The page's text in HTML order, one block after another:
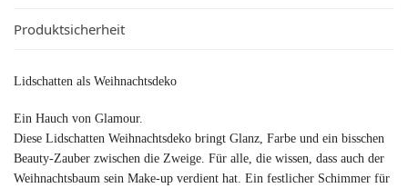
Produktsicherheit
Lidschatten als Weihnachtsdeko
Ein Hauch von Glamour.
Diese Lidschatten Weihnachtsdeko bringt Glanz, Farbe und ein bisschen
Beauty-Zauber zwischen die Zweige. Für alle, die wissen, dass auch der
Weihnachtsbaum sein Make-up verdient hat. Ein festlicher Schimmer für